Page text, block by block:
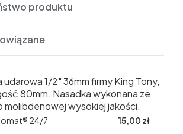
produktu
udarowa 1/2" 36mm firmy King Tony,
80mm. Nasadka wykonana ze
molibdenowej wysokiej jakości.
24/7 15,00 zł